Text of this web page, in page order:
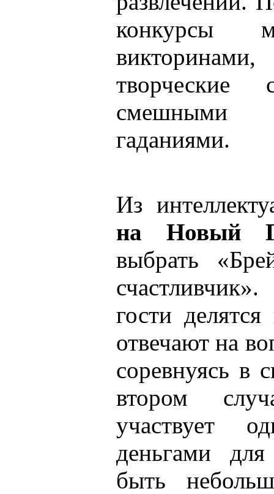
конкурсы
творческие
смешными
гаданиями.
Из
на Новый
выбрать
гости
отвечают на
соревнуясь в
втором
участвует
деньгами
быть